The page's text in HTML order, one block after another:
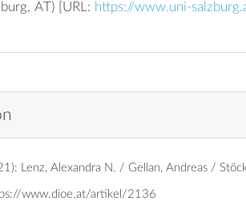
Salzburg, AT) [URL: https://www.uni-
Lenz, Alexandra N. / Gellan, Andreas /
www.dioe.at/artikel/2136